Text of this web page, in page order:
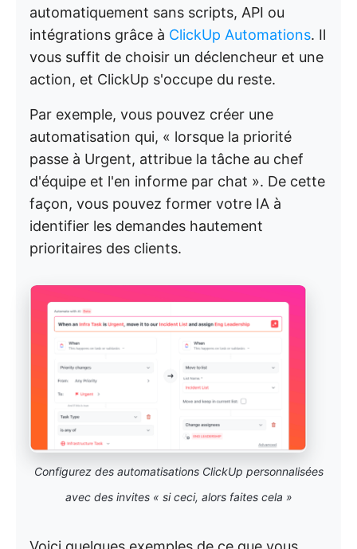
automatiquement sans scripts, API ou
intégrations grâce à ClickUp Automations. Il
vous suffit de choisir un déclencheur et une
action, et ClickUp s'occupe du reste.
Par exemple, vous pouvez créer une
automatisation qui, « lorsque la priorité
passe à Urgent, attribue la tâche au chef
d'équipe et l'en informe par chat ». De cette
façon, vous pouvez former votre IA à
identifier les demandes hautement
prioritaires des clients.
Configurez des automatisations ClickUp personnalisées
avec des invites « si ceci, alors faites cela »